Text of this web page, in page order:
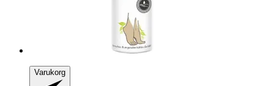
Varukorg